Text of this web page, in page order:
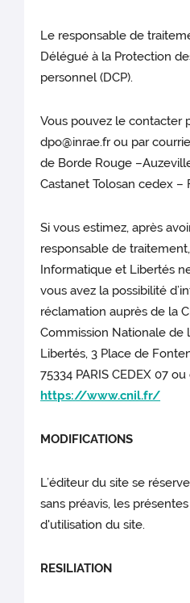
Le responsable de
Délégué à la Protection
personnel (DCP).
Vous pouvez le contacter
dpo@inrae.fr ou par
de Borde Rouge
Castanet Tolosan cedex –
Si vous estimez, après
responsable de
Informatique et Libertés
vous avez la possibilité
réclamation auprès de la
Commission Nationale de
Libertés, 3 Place de
75334 PARIS CEDEX 07
https://www.cnil.fr/
MODIFICATIONS
L’éditeur du sitese
sans préavis, les
d'utilisation du site.
RESILIATION